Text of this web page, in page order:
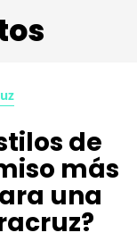
de
más
una